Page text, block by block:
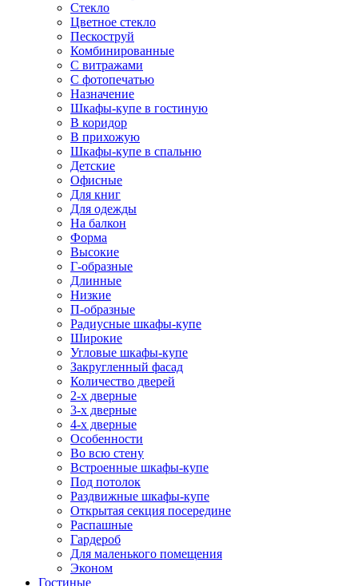
Стекло
Цветное стекло
Пескоструй
Комбинированные
С витражами
С фотопечатью
Назначение
Шкафы-купе в гостиную
В коридор
В прихожую
Шкафы-купе в спальню
Детские
Офисные
Для книг
Для одежды
На балкон
Форма
Высокие
Г-образные
Длинные
Низкие
П-образные
Радиусные шкафы-купе
Широкие
Угловые шкафы-купе
Закругленный фасад
Количество дверей
2-х дверные
3-х дверные
4-х дверные
Особенности
Во всю стену
Встроенные шкафы-купе
Под потолок
Раздвижные шкафы-купе
Открытая секция посередине
Распашные
Гардероб
Для маленького помещения
Эконом
Гостиные